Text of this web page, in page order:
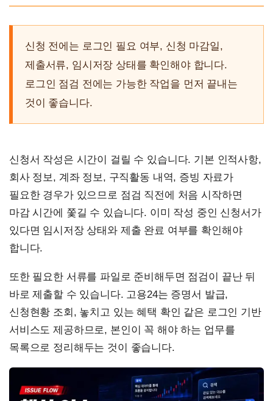
신청 전에는 로그인 필요 여부, 신청 마감일,
제출서류, 임시저장 상태를 확인해야 합니다.
로그인 점검 전에는 가능한 작업을 먼저 끝내는
것이 좋습니다.
신청서 작성은 시간이 걸릴 수 있습니다. 기본 인적사항,
회사 정보, 계좌 정보, 구직활동 내역, 증빙 자료가
필요한 경우가 있으므로 점검 직전에 처음 시작하면
마감 시간에 쫓길 수 있습니다. 이미 작성 중인 신청서가
있다면 임시저장 상태와 제출 완료 여부를 확인해야
합니다.
또한 필요한 서류를 파일로 준비해두면 점검이 끝난 뒤
바로 제출할 수 있습니다. 고용24는 증명서 발급,
신청현황 조회, 놓치고 있는 혜택 확인 같은 로그인 기반
서비스도 제공하므로, 본인이 꼭 해야 하는 업무를
목록으로 정리해두는 것이 좋습니다.